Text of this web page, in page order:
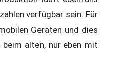
verfügbar sein. Für
Geräten und dies
alten, nur eben mit